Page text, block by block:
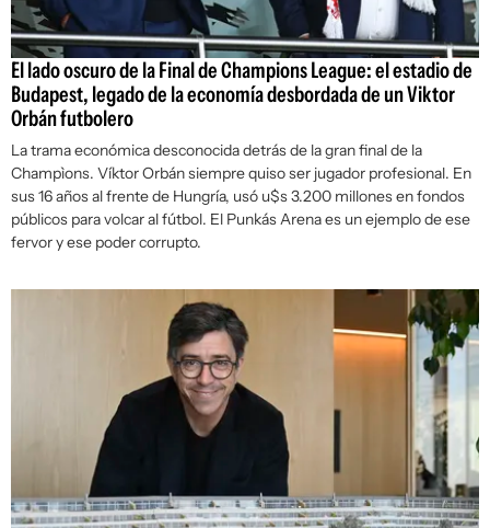
El lado oscuro de la Final de Champions League: el estadio de
Budapest, legado de la economía desbordada de un Viktor
Orbán futbolero
La trama económica desconocida detrás de la gran final de la
Champìons. Víktor Orbán siempre quiso ser jugador profesional. En
sus 16 años al frente de Hungría, usó u$s 3.200 millones en fondos
públicos para volcar al fútbol. El Punkás Arena es un ejemplo de ese
fervor y ese poder corrupto.